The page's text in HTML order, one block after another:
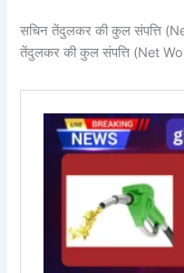
सचिन तेंदुलकर की कुल संपत्ति
तेंदुलकर की कुल संपत्ति (Net